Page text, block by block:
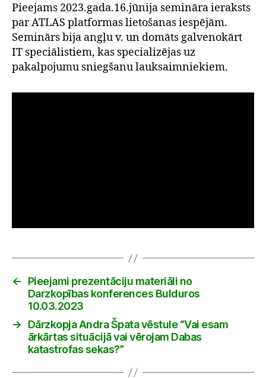
Pieejams 2023.gada.16.jūnija semināra ieraksts
par ATLAS platformas lietošanas iespējām.
Seminārs bija angļu v. un domāts galvenokārt
IT speciālistiem, kas specializējas uz
pakalpojumu sniegšanu lauksaimniekiem.
←
Pieejami prezentāciju materiāli no
Darzkopības konferences Bulduros
10.03.2023
→
Dārzkopja Andra Špata vēstule “Vai esam
ārkārtas situācijā vai vērojam Dabas
katastrofas sekas?”